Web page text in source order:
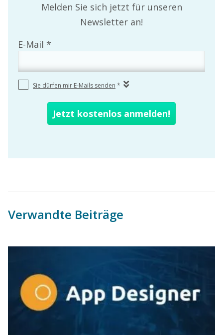
Melden Sie sich jetzt für unseren
Newsletter an!
Verwandte Beiträge